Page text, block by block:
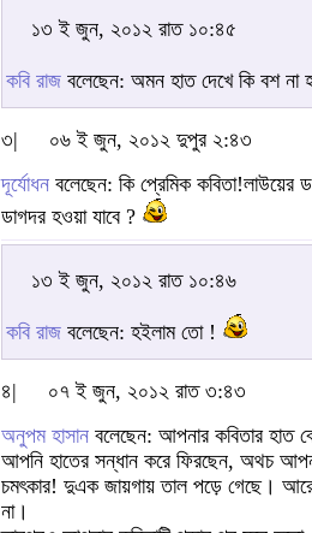
১৩ ই জুন, ২০১২ রাত ১০:৪৫
কবি রাজ বলেছেন: অমন হাত দেখে কি বশ না
৩|
০৬ ই জুন, ২০১২ দুপুর ২:৪৩
দূর্যোধন বলেছেন: কি প্রেমিক
ডাগদর হওয়া যাবে ?
১৩ ই জুন, ২০১২ রাত ১০:৪৬
কবি রাজ বলেছেন: হইলাম তো !
৪|
০৭ ই জুন, ২০১২ রাত ৩:৪৩
অনুপম হাসান বলেছেন: আপনার কবিতার হাত
আপনি হাতের সন্ধান করে ফিরছেন, অথচ
চমৎকার! দুএক জায়গায় তাল পড়ে গেছে।
না।